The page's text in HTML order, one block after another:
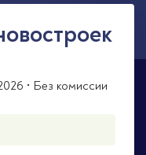
• Без комиссии